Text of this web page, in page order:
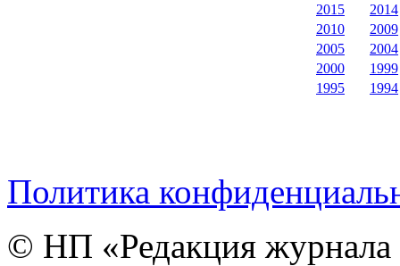
2015
2014
2010
2009
2005
2004
2000
1999
1995
1994
Политика
© НП «Редакция